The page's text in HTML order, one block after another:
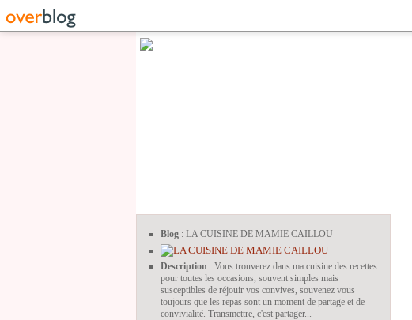
Blog : LA CUISINE DE MAMIE CAILLOU
Description : Vous trouverez dans ma cuisine des recettes
pour toutes les occasions, souvent simples mais
susceptibles de réjouir vos convives, souvenez vous
toujours que les repas sont un moment de partage et de
convivialité. Transmettre, c'est partager...